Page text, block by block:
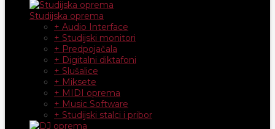
Studijska oprema
+ Audio Interface
+ Studijski monitori
+ Predpojačala
+ Digitalni diktafoni
+ Slušalice
+ Miksete
+ MIDI oprema
+ Music Software
+ Studijski stalci i pribor